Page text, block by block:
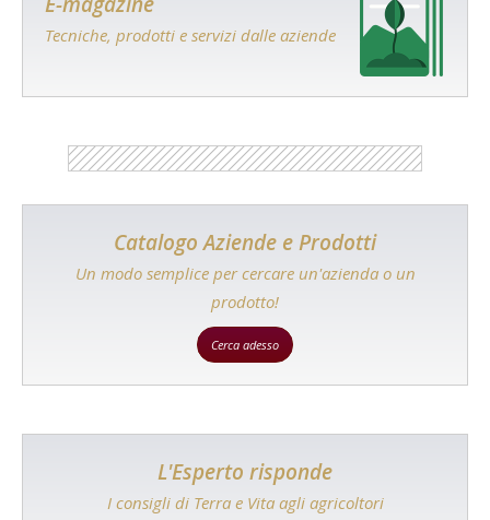
Tecniche, prodotti e servizi dalle aziende
Catalogo Aziende e Prodotti
Un modo semplice per cercare un'azienda o un
prodotto!
Cerca adesso
L'Esperto risponde
I consigli di Terra e Vita agli agricoltori